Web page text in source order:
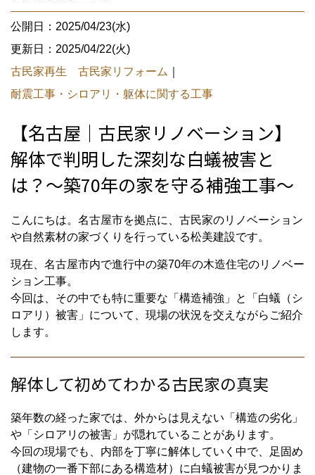
公開日：2025/04/23(水)
更新日：2025/04/22(火)
古民家再生 古民家リフォーム
耐震工事・シロアリ・躯体に関する工事
【名古屋｜古民家リノベーション】
解体で判明した深刻な白蟻被害と
は？〜築70年の家を守る補強工事〜
こんにちは。名古屋市を拠点に、古民家のリノベーション
や自然素材の家づくりを行っている松美建設です。
現在、名古屋市内で進行中の築70年の木造住宅のリノベー
ション工事。
今回は、その中でも特に重要な「構造補強」と「白蟻（シ
ロアリ）被害」について、現場の状況を交えながらご紹介
します。
解体して初めてわかる古民家の真実
築年数の経った家では、外からは見えない「構造の劣化」
や「シロアリの被害」が隠れていることがあります。
今回の現場でも、内部を丁寧に解体していく中で、足固め
（建物の一番下部にある構造材）に白蟻被害が見つかりま